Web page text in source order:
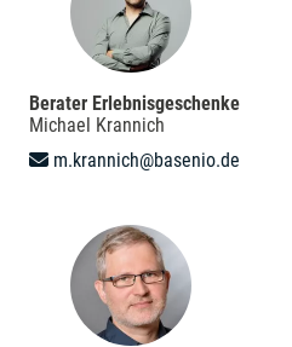
Berater Erlebnisgeschenke
Michael Krannich
m.krannich@basenio.de